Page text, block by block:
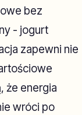
bez
- jogurt
zapewni nie
że energia
wróci po